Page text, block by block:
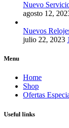
Nuevo
agosto 12,
Nuevos
julio 22, 2023
Menu
Home
Shop
Ofertas
Useful links